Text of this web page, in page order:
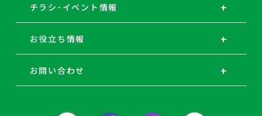
チラシ･イベント情報
お役立ち情報
お問い合わせ